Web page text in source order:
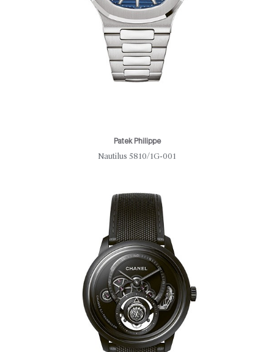
Patek Philippe
Nautilus 5810/1G-001